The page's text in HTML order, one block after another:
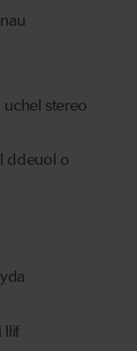
stereo
ddeuol o
llif